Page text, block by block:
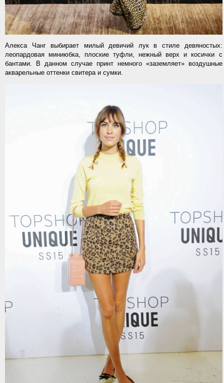
Алекса Чанг выбирает милый девичий лук в стиле девяностых:
леопардовая миниюбка, плоские туфли, нежный верх и косички с
бантами. В данном случае принт немного «заземляет» воздушные
акварельные оттенки свитера и сумки.